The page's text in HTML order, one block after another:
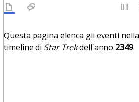
Questa pagina elenca gli eventi nella
timeline di Star Trekdell'anno 2349.